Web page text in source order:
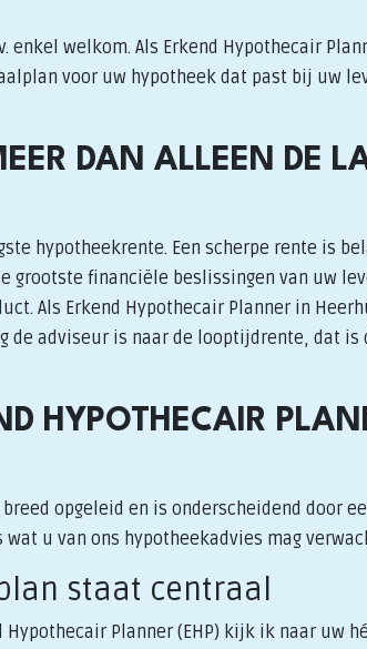
welkom. Als Erkend Hypothecair
voor uw hypotheek dat past bij uw
DAN ALLEEN DE
hypotheekrente. Een scherpe rente is
grootste financiële beslissingen van uw
Als Erkend Hypothecair Planner in
de adviseur is naar de looptijdrente, dat is
HYPOTHECAIR
breed opgeleid en is onderscheidend door
u van ons hypotheekadvies mag
staat centraal
Hypothecair Planner (EHP) kijk ik naar uw